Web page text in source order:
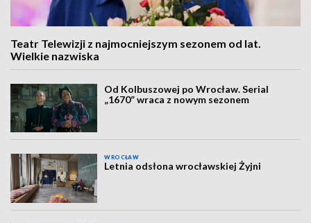
Teatr Telewizji z najmocniejszym sezonem od lat.
Wielkie nazwiska
Od Kolbuszowej po Wrocław. Serial
„1670” wraca z nowym sezonem
WROCŁAW
Letnia odsłona wrocławskiej Żyjni